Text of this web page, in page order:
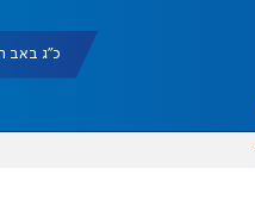
כ"ג באב תשפ"ו